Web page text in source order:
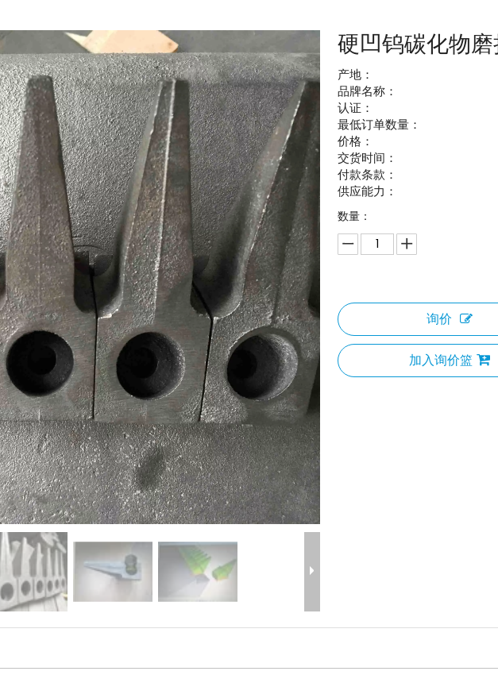
硬凹钨碳化物
产地：
品牌名称：
认证：
最低订单数量：
价格：
交货时间：
付款条款：
供应能力：
数量：
询价
加入询价篮